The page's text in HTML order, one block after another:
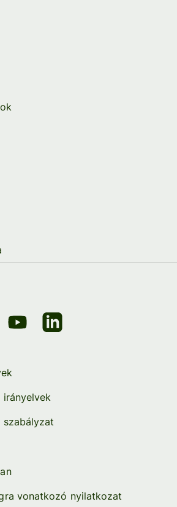
szabályzat
vonatkozó nyilatkozat